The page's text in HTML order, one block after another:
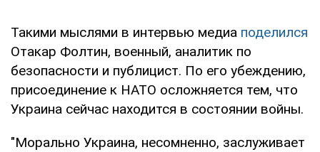
Такими мыслями в интервью медиа поделился
Отакар Фолтин, военный, аналитик по
безопасности и публицист. По его убеждению,
присоединение к НАТО осложняется тем, что
Украина сейчас находится в состоянии войны.
"Морально Украина, несомненно, заслуживает